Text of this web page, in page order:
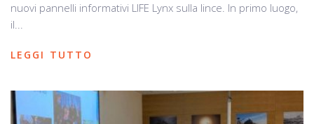
nuovi pannelli informativi LIFE Lynx sulla lince. In primo luogo,
il...
LEGGI TUTTO